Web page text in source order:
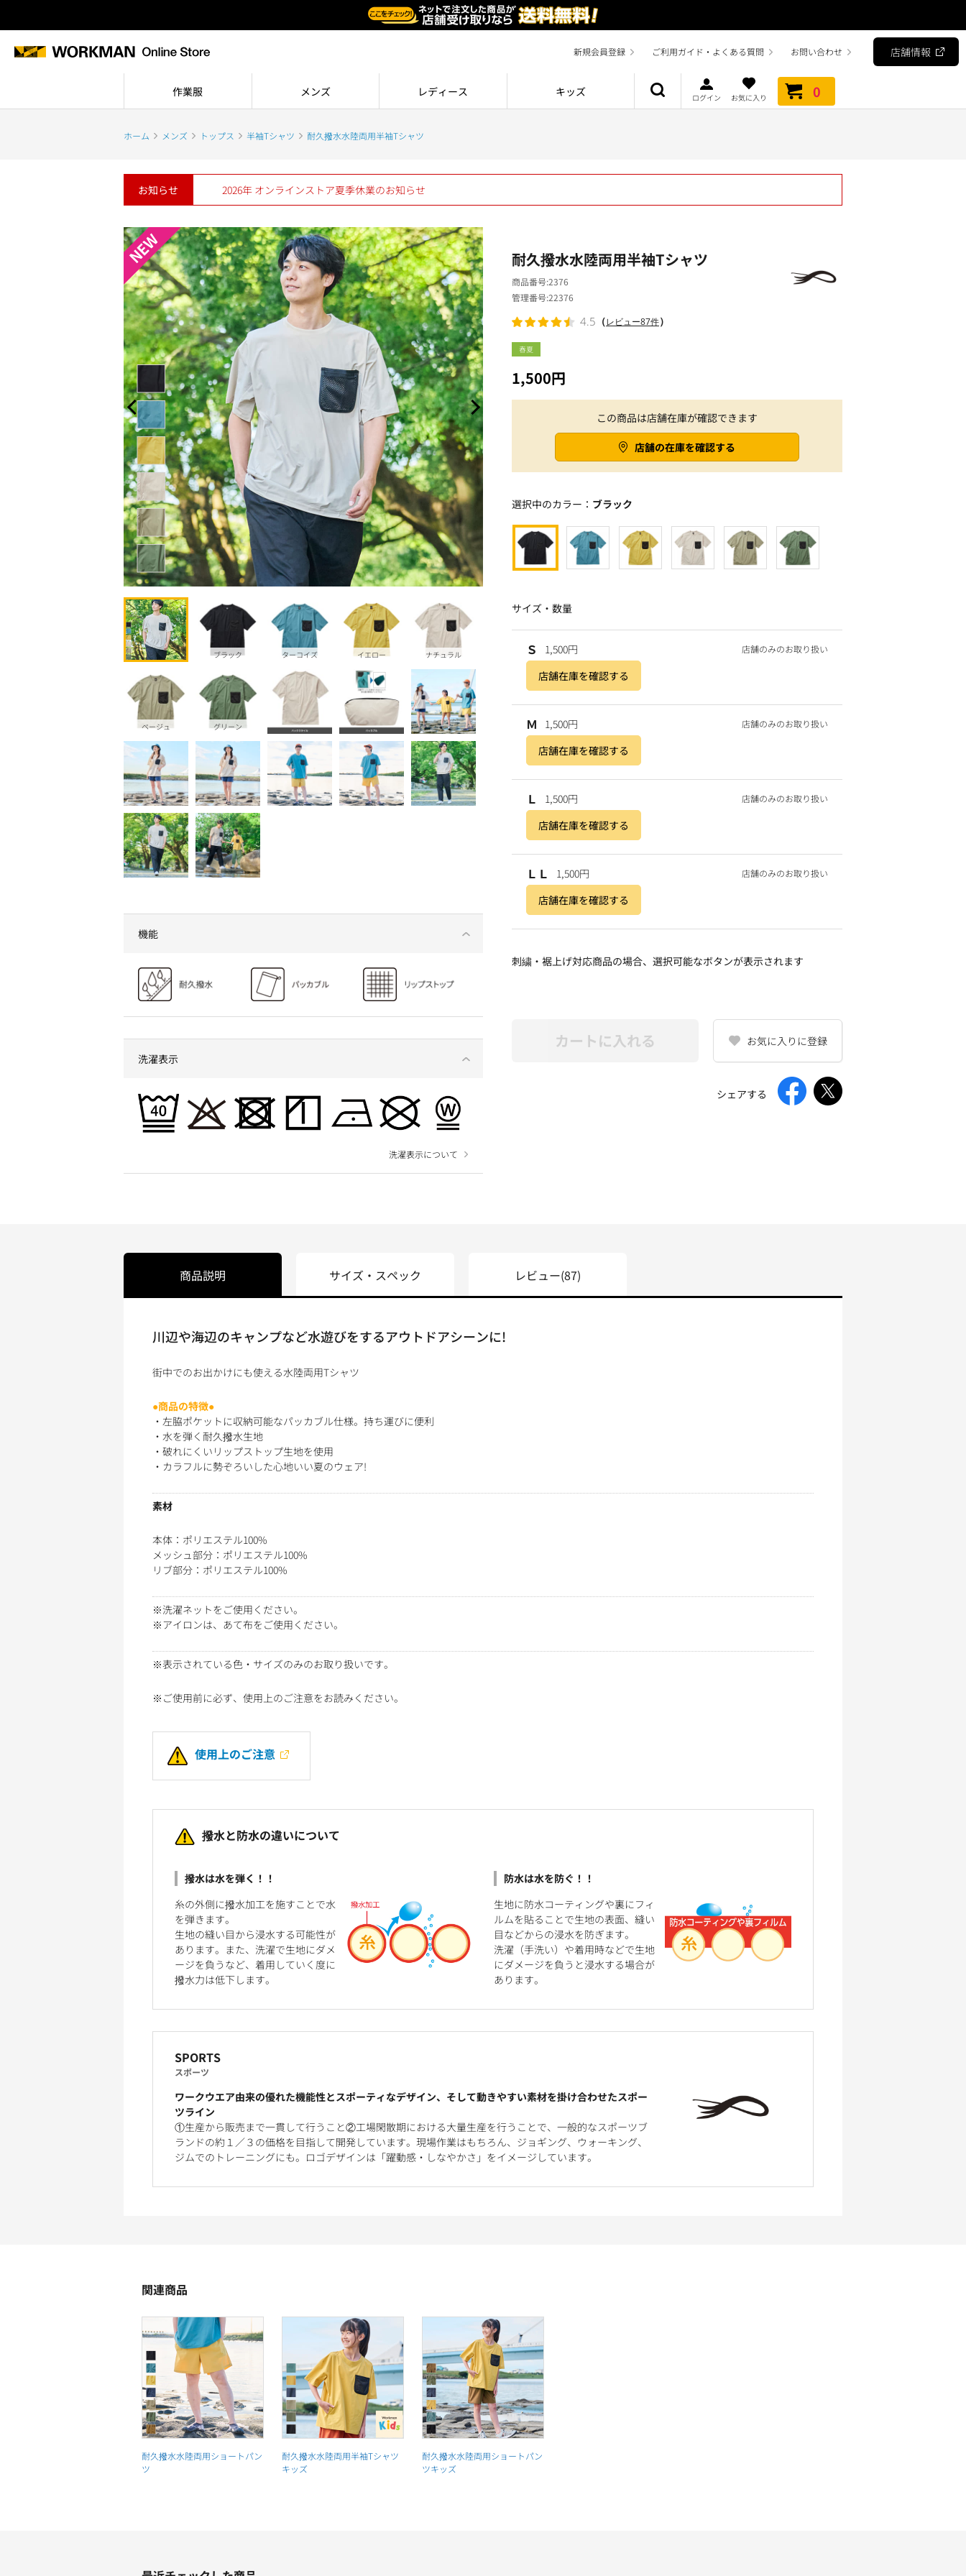
新規会員登録 ご利用ガイド・よくある質問 お問い合わせ 店舗情報
作業服 メンズ レディース キッズ ログイン お気に入り 0
ホーム メンズ トップス 半袖Tシャツ 耐久撥水水陸両用半袖Tシャツ
お知らせ 2026年 オンラインストア夏季休業のお知らせ
ブラック ターコイズ イエロー ナチュラル
ベージュ グリーン
機能
洗濯表示
洗濯表示について
春夏
この商品は店舗在庫が確認できます
店舗の在庫を確認する
耐久撥水水陸両用半袖Tシャツ
1,500円
商品番号2376
管理番号22376
4.5 （レビュー87件）
選択中のカラー： ブラック
サイズ・数量
Ｓ 1,500円 店舗のみのお取り扱い
店舗在庫を確認する
Ｍ 1,500円 店舗のみのお取り扱い
店舗在庫を確認する
Ｌ 1,500円 店舗のみのお取り扱い
店舗在庫を確認する
ＬＬ 1,500円 店舗のみのお取り扱い
店舗在庫を確認する
刺繍・裾上げ対応商品の場合、選択可能なボタンが表示されます
カートに入れる お気に入りに登録
シェアする
商品説明
川辺や海辺のキャンプなど水遊びをするアウトドアシーンに!
街中でのお出かけにも使える水陸両用Tシャツ
●商品の特徴●
・左脇ポケットに収納可能なパッカブル仕様。持ち運びに便利
・水を弾く耐久撥水生地
・破れにくいリップストップ生地を使用
・カラフルに勢ぞろいした心地いい夏のウェア!
素材
本体：ポリエステル100%
メッシュ部分：ポリエステル100%
リブ部分：ポリエステル100%
※洗濯ネットをご使用ください。
※アイロンは、あて布をご使用ください。
※表示されている色・サイズのみのお取り扱いです。
※ご使用前に必ず、使用上のご注意をお読みください。
使用上のご注意
撥水と防水の違いについて
撥水は水を弾く！！
糸の外側に撥水加工を施すことで水
を弾きます。
生地の縫い目から浸水する可能性が
あります。また、洗濯で生地にダメ
ージを負うなど、着用していく度に
撥水力は低下します。
防水は水を防ぐ！！
生地に防水コーティングや裏にフィ
ルムを貼ることで生地の表面、縫い
目などからの浸水を防ぎます。
洗濯（手洗い）や着用時などで生地
にダメージを負うと浸水する場合が
あります。
SPORTS
スポーツ
ワークウエア由来の優れた機能性とスポーティなデザイン、そして動きやすい素材を掛け合わせたスポー
ツライン
①生産から販売まで一貫して行うこと②工場閑散期における大量生産を行うことで、一般的なスポーツブ
ランドの約１／３の価格を目指して開発しています。現場作業はもちろん、ジョギング、ウォーキング、
ジムでのトレーニングにも。ロゴデザインは「躍動感・しなやかさ」をイメージしています。
サイズ・スペック レビュー(87)
関連商品
耐久撥水水陸両用ショートパン
ツ
耐久撥水水陸両用半袖Tシャツ
キッズ
耐久撥水水陸両用ショートパン
ツキッズ